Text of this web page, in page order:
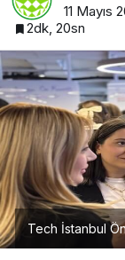
11 Mayıs
2dk, 20sn
Tech İstanbul